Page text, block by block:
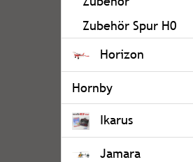
Zubehör Spur H0
Horizon
Hornby
Ikarus
Jamara